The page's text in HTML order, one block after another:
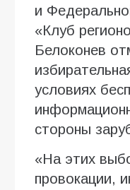
и
«Клуб
Белоконев
условиях
стороны
«На этих
провокации,